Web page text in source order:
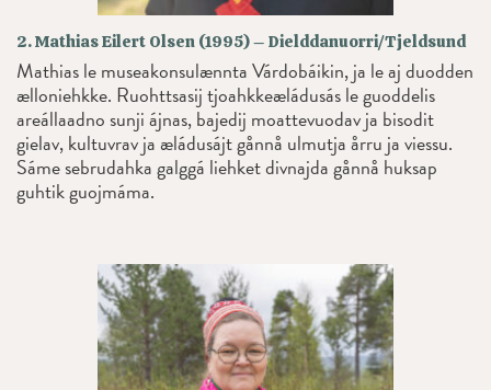
2. Mathias Eilert Olsen (1995) – Dielddanuorri/Tjeldsund
Mathias le museakonsulænnta Várdobáikin, ja le aj duodden
ælloniehkke. Ruohttsasij tjoahkkeæládusás le guoddelis
areállaadno sunji ájnas, bajedij moattevuodav ja bisodit
gielav, kultuvrav ja æládusájt gånnå ulmutja årru ja viessu.
Sáme sebrudahka galggá liehket divnajda gånnå huksap
guhtik guojmáma.